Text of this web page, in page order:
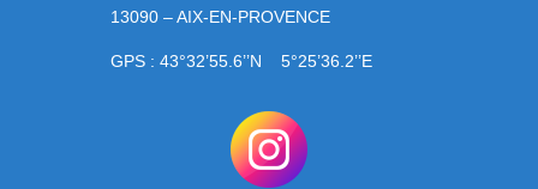
13090 – AIX-EN-PROVENCE
GPS : 43°32’55.6’’N 5°25’36.2’’E